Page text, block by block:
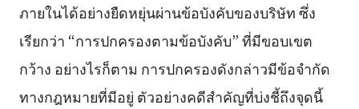
ภายในได้อย่างยืดหยุ่นผ่านข้อบังคับของบริษัท ซึ่ง
เรียกว่า “การปกครองตามข้อบังคับ” ที่มีขอบเขต
กว้าง อย่างไรก็ตาม การปกครองดังกล่าวมีข้อจำกัด
ทางกฎหมายที่มีอยู่ ตัวอย่างคดีสำคัญที่บ่งชี้ถึงจุดนี้